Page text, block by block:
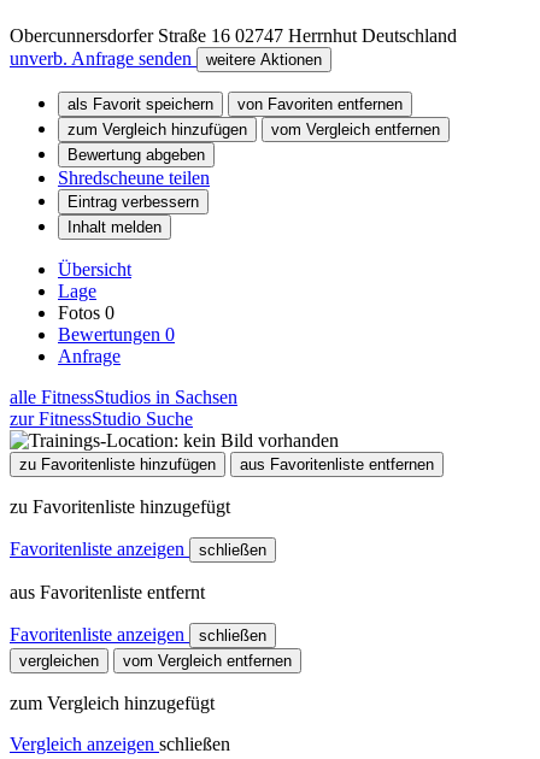
Obercunnersdorfer Straße 16 02747 Herrnhut Deutschland
unverb. Anfrage senden
weitere Aktionen
als Favorit speichern
von Favoriten entfernen
zum Vergleich hinzufügen
vom Vergleich entfernen
Bewertung abgeben
Shredscheune teilen
Eintrag verbessern
Inhalt melden
Übersicht
Lage
Fotos 0
Bewertungen 0
Anfrage
alle FitnessStudios in Sachsen
zur FitnessStudio Suche
zu Favoritenliste hinzufügen aus Favoritenliste entfernen
zu Favoritenliste hinzugefügt
Favoritenliste anzeigen schließen
aus Favoritenliste entfernt
Favoritenliste anzeigen
schließen
vergleichen
vom Vergleich entfernen
zum Vergleich hinzugefügt
Vergleich anzeigen schließen